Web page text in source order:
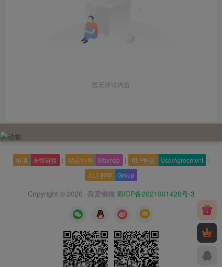
暂无评论内容
申请 友情链接 | 站点地图 Sitemap | 用户协议 UserAgreement |
加入群聊 Group
Copyright © 2026 · 吾爱懒猫 蜀ICP备2021001426号-3